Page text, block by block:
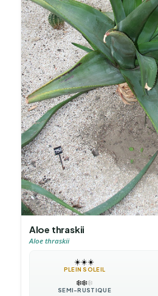
Aloe thraskii
Aloe thraskii
☀️☀️☀️
PLEIN SOLEIL
❄️❄️❄️
SEMI-RUSTIQUE